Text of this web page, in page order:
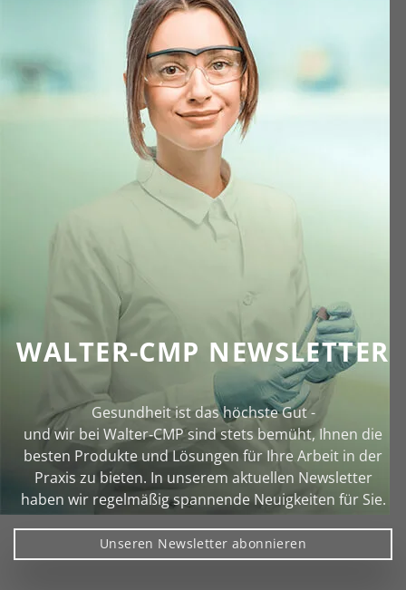
WALTER-CMP NEWSLETTER
Gesundheit ist das höchste Gut -
und wir bei Walter‑CMP sind stets bemüht, Ihnen die
besten Produkte und Lösungen für Ihre Arbeit in der
Praxis zu bieten. In unserem aktuellen Newsletter
haben wir regelmäßig spannende Neuigkeiten für Sie.
Unseren Newsletter abonnieren